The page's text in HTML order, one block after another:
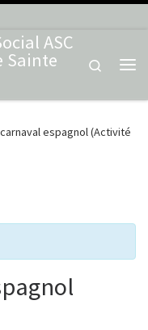
ASC
Sainte
Search
espagnol (Activité